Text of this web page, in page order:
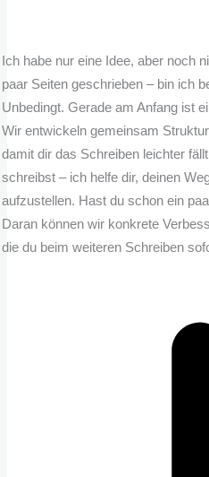
Ich habe nur eine Idee, aber noch
paar Seiten geschrieben – bin ich
Unbedingt. Gerade am Anfang ist
Wir entwickeln gemeinsam
damit dir das Schreiben leichter
schreibst – ich helfe dir, deinen
aufzustellen. Hast du schon ein
Daran können wir konkrete
die du beim weiteren Schreiben